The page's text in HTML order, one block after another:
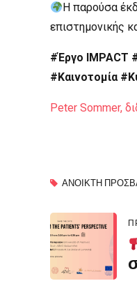
Η παρούσα
επιστημονικής
#Έργο IMPACT
#Καινοτομία
Peter Sommer,
ΑΝΟΙΚΤΉ